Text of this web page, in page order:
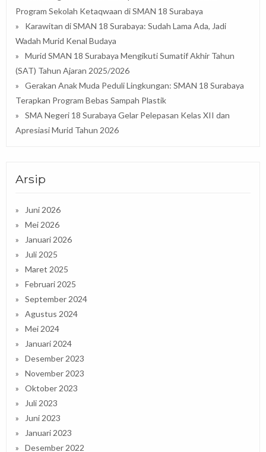
Program Sekolah Ketaqwaan di SMAN 18 Surabaya
Karawitan di SMAN 18 Surabaya: Sudah Lama Ada, Jadi
Wadah Murid Kenal Budaya
Murid SMAN 18 Surabaya Mengikuti Sumatif Akhir Tahun
(SAT) Tahun Ajaran 2025/2026
Gerakan Anak Muda Peduli Lingkungan: SMAN 18 Surabaya
Terapkan Program Bebas Sampah Plastik
SMA Negeri 18 Surabaya Gelar Pelepasan Kelas XII dan
Apresiasi Murid Tahun 2026
Arsip
Juni 2026
Mei 2026
Januari 2026
Juli 2025
Maret 2025
Februari 2025
September 2024
Agustus 2024
Mei 2024
Januari 2024
Desember 2023
November 2023
Oktober 2023
Juli 2023
Juni 2023
Januari 2023
Desember 2022